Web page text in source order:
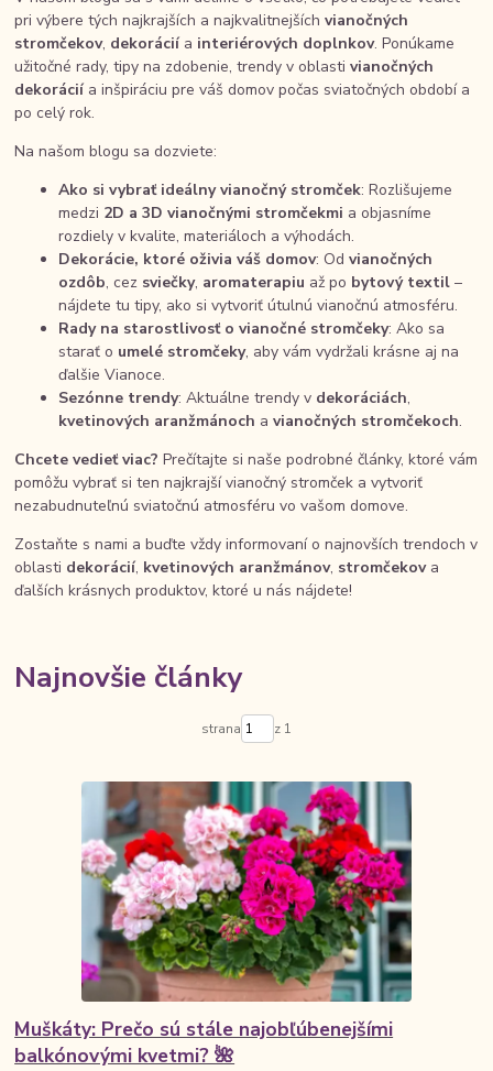
pri výbere tých najkrajších a najkvalitnejšíchvianočných
stromčekov, dekoráciía interiérových doplnkov. Ponúkame
užitočné rady, tipy na zdobenie, trendy v oblastivianočných
dekoráciía inšpiráciu pre váš domov počas sviatočných období a
po celý rok.
Na našom blogu sa dozviete:
Ako si vybrať ideálny vianočný stromček: Rozlišujeme
medzi 2D a 3D vianočnými stromčekmi a objasníme
rozdiely v kvalite, materiáloch a výhodách.
Dekorácie, ktoré oživia váš domov: Odvianočných
ozdôb, cez sviečky, aromaterapiu až po bytový textil –
nájdete tu tipy, ako si vytvoriť útulnú vianočnú atmosféru.
Rady na starostlivosť o vianočné stromčeky: Ako sa
starať o umelé stromčeky, aby vám vydržali krásne aj na
ďalšie Vianoce.
Sezónne trendy: Aktuálne trendy v dekoráciách,
kvetinových aranžmánoch avianočných stromčekoch.
Chcete vedieť viac? Prečítajte si naše podrobné články, ktoré vám
pomôžu vybrať si ten najkrajší vianočný stromček a vytvoriť
nezabudnuteľnú sviatočnú atmosféru vo vašom domove.
Zostaňte s nami a buďte vždy informovaní o najnovších trendoch v
oblasti dekorácií, kvetinových aranžmánov, stromčekova
ďalších krásnych produktov, ktoré u nás nájdete!
Najnovšie články
strana z 1
Muškáty: Prečo sú stále najobľúbenejšími
balkónovými kvetmi? 🌺